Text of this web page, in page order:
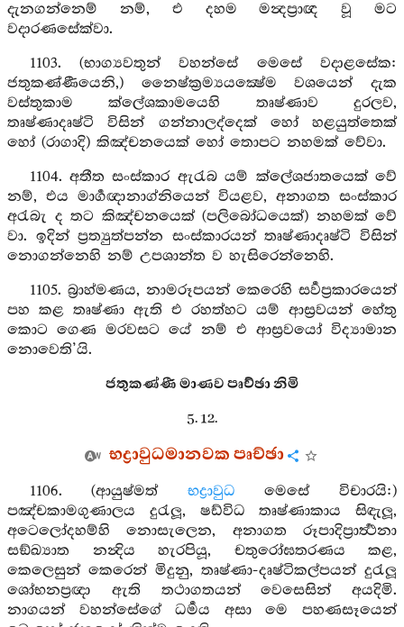
දැනගන්නෙම් නම්, එ දහම මන්‍දප්‍රාඥ වූ මට
වදාරණසේක්වා.
1103. (භාග්‍යවතුන් වහන්සේ මෙසේ වදාළසේක:
ජතුකණ්ණීයෙනි,) නෛෂ්ක්‍රම්‍යයක්‍ෂේම වශයෙන් දැක
වස්තුකාම ක්ලේශකාමයෙහි තෘෂ්ණාව දුරලව,
තෘෂ්ණාදෘෂ්ටි විසින් ගන්නාලද්දෙක් හෝ හළයුත්තෙක්
හෝ (රාගාදි) කිඤ්චනයෙක් හෝ තොපට නහමක් වේවා.
1104. අතීත සංස්කාර ඇරැබ යම් ක්ලේශජාතයෙක් වේ
නම්, එය මාර්‍ගඥානාග්නියෙන් වියළව, අනාගත සංස්කාර
අරැබැ ද තට කිඤ්චනයෙක් (පලිබෝධයෙක්) නහමක් වේ
වා. ඉදින් ප්‍රත්‍යුත්පන්න සංස්කාරයන් තෘෂ්ණාදෘෂ්ටි විසින්
නොගන්නෙහි නම් උපශාන්ත ව හැසිරෙන්නෙහි.
1105. බ්‍රාහ්මණය, නාමරූපයන් කෙරෙහි සර්‍වප්‍රකාරයෙන්
පහ කළ තෘෂ්ණා ඇති එ රහත්හට යම් ආස්‍රවයන් හේතු
කොට ගෙණ මරවසට යේ නම් එ ආස්‍රවයෝ විද්‍යාමාන
නොවෙති’යි.
ජතුකණ්ණී මාණව පෘච්ඡා නිමි
5. 12.
භද්‍රාවුධමානවක පෘච්ඡා
1106. (ආයුෂ්මත් භද්‍රාවුධ මෙසේ විචාරයි:)
පඤ්චකාමගුණාලය දුරැලූ, ෂඩ්විධ තෘෂ්ණාකාය සිඳැලූ,
අටෙලෝදහම්හි නොසැලෙන, අනාගත රූපාදිප්‍රාර්‍ත්‍ථනා
සඞ්ඛ්‍යාත නන්‍දිය හැරපියූ, චතුරෝඝතරණය කළ,
කෙලෙසුන් කෙරෙන් මිදුනු, තෘෂ්ණා-දෘෂ්ටිකල්පයන් දුරැලූ
ශෝභනප්‍රඥා ඇති තථාගතයන් වෙසෙසින් අයදිමි.
නාගයන් වහන්සේගේ ධර්‍මය අසා මෙ පහණසෑයෙන්